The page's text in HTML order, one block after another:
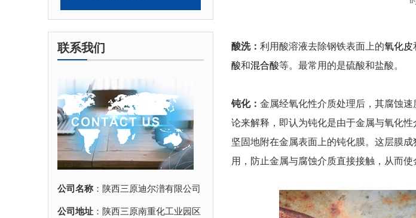
联系我们
公司名称：陕西三原迪尔潽有限公司
公司地址 ：陕西三原南重化工业园区
酸洗： 利用酸溶液去除钢铁表面上的氧化皮
酸和混合酸等。最常用的是硫酸和盐酸。
钝化： 金属经氧化性介质处理后，其腐蚀
论来解释，即认为钝化是由于金属与氧化
坚固地附在金属表面上的钝化膜。这层膜
用，防止金属与腐蚀介质直接接触，从而